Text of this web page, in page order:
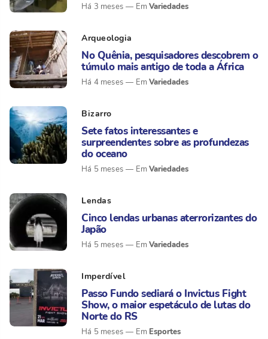
Há 3 meses Variedades
Arqueologia
No Quênia, pesquisadores descobrem o
túmulo mais antigo de toda a África
Há 4 meses Variedades
Bizarro
Sete fatos interessantes e
surpreendentes sobre as profundezas
do oceano
Há 5 meses Variedades
Lendas
Cinco lendas urbanas aterrorizantes do
Japão
Há 5 meses Variedades
Imperdível
Passo Fundo sediará o Invictus Fight
Show, o maior espetáculo de lutas do
Norte do RS
Há 5 meses Esportes